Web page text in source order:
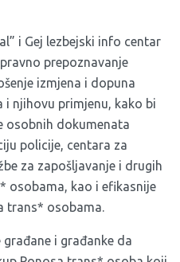
i Gej lezbejski info centar
prepoznavanje
izmjena i dopuna
njihovu primjenu, kako bi
osobnih dokumenata
policije, centara za
za zapošljavanje i drugih
osobama, kao i efikasnije
trans* osobama.
i građanke da